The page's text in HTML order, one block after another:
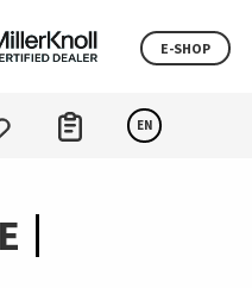
E-SHOP
EN